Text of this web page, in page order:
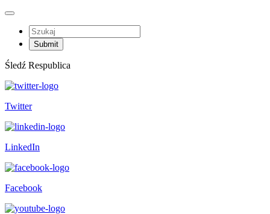
Śledź Respublica
Twitter
LinkedIn
Facebook